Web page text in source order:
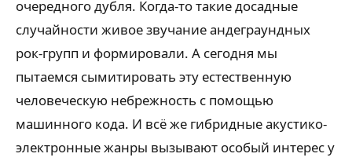
очередного дубля. Когда-то такие досадные
случайности живое звучание андеграундных
рок-групп и формировали. А сегодня мы
пытаемся сымитировать эту естественную
человеческую небрежность с помощью
машинного кода. И всё же гибридные акустико-
электронные жанры вызывают особый интерес у